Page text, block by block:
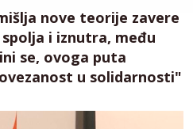
nove teorije zavere
i iznutra, među
se, ovoga puta
u solidarnosti"